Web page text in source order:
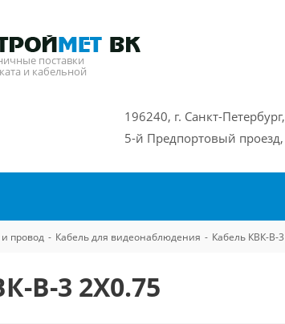
поставки
и кабельной
196240, г. Санкт-Петербург,
5-й Предпортовый
провод - Кабель для видеонаблюдения - Кабель КВК-В-3
В-3 2Х0.75